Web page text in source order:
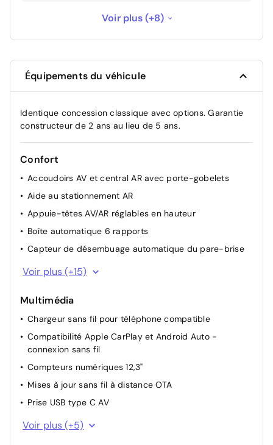
Climatisation automatique tri-zone avec ouïe
Garantie constructeur de 2 ans au lieu de 5
ans
--
Sans Alerte de présence de passager arrière
Sans filet de coffre
Sans Pare-soleil intégrés dans les portes AR
Sans Assistance à la sortie du véhicule
Sans Assistance active à la conduite sur
-100 €
Voir plus (+8)
Équipements du véhicule
Identique concession classique avec options. Garantie
constructeur de 2 ans au lieu de 5 ans.
Confort
Accoudoirs AV et central AR avec porte-gobelets
Aide au stationnement AR
Appuie-têtes AV/AR réglables en hauteur
Boîte automatique 6 rapports
Capteur de désembuage automatique du pare-brise
Ciel de toit noir
l'accoudoir AV
Dossier AR rabattable 40/20/40 à distance avec
commande depuis le coffre
Drive Mode
Eclairage d'ambiance intérieur à LED personnalisable
Pare-brise avec film acoustique
Pare-brise et vitres AV athermiques
Rails de toit
Voir plus (+15)
Multimédia
Chargeur sans fil pour téléphone compatible
Compatibilité Apple CarPlay et Android Auto -
connexion sans fil
Compteurs numériques 12,3"
Mises à jour sans fil à distance OTA
Prise USB type C AV
Prises 12V (AV et coffre) et USB AV/AR
Voir plus (+5)